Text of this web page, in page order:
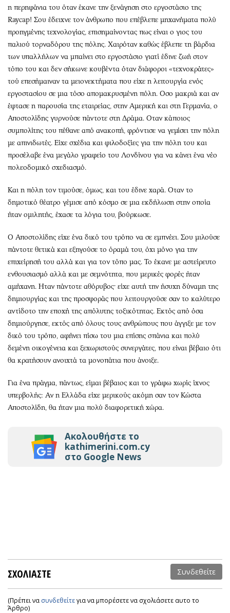
Trends
Ενέργεια
Ναυτιλία
Περιβάλλον
Ελλάδα
Κόσμος
Παράξενα
Πολιτισμός
Σινεμά
Θέατρο-Χορός
Μουσική
Εικαστικά
Βιβλίο
Χειρόγραφα
Good Life
Γυναίκα
Showbiz
Ταξίδια
Συνταγές
Έξοδος
Media
Εκπομπές
Wine routes
Podcasts
Uncut
Προσωπικότητες στην ''Κ''
Επιστολές
η περηφάνια του όταν έκανε την ξενάγηση στο εργοστάσιο της
Raycap! Σου έδειχνε τον άνθρωπο που επέβλεπε μηχανήματα πολύ
προηγμένης τεχνολογίας, επισημαίνοντας πως είναι ο γιος του
παλιού τορναδόρου της πόλης. Χαιρόταν καθώς έβλεπε τη βάρδια
των υπαλλήλων να μπαίνει στο εργοστάσιο γιατί έδινε ζωή στον
τόπο του και δεν σήκωνε κουβέντα όταν διάφοροι «τεχνοκράτες»
τού επεσήμαιναν τα μειονεκτήματα που είχε η λειτουργία ενός
εργοστασίου σε μια τόσο απομακρυσμένη πόλη. Οσο μακριά και αν
έφτασε η παρουσία της εταιρείας, στην Αμερική και στη Γερμανία, ο
Αποστολίδης γυρνούσε πάντοτε στη Δράμα. Οταν κάποιος
συμπολίτης του πέθανε από ανακοπή, φρόντισε να γεμίσει την πόλη
με απινιδωτές. Είχε σχέδια και φιλοδοξίες για την πόλη του και
προσέλαβε ένα μεγάλο γραφείο του Λονδίνου για να κάνει ένα νέο
πολεοδομικό σχεδιασμό.
Και η πόλη τον τιμούσε, όμως, και του έδινε χαρά. Οταν το
δημοτικό θέατρο γέμισε από κόσμο σε μια εκδήλωση στην οποία
ήταν ομιλητής, έχασε τα λόγια του, βούρκωσε.
Ο Αποστολίδης είχε ένα δικό του τρόπο να σε εμπνέει. Σου μιλούσε
πάντοτε θετικά και εξηγούσε το όραμά του, όχι μόνο για την
επιχείρησή του αλλά και για τον τόπο μας. Το έκανε με αστείρευτο
ενθουσιασμό αλλά και με σεμνότητα, που μερικές φορές ήταν
αμήχανη. Ηταν πάντοτε αθόρυβος· είχε αυτή την ήσυχη δύναμη της
δημιουργίας και της προσφοράς που λειτουργούσε σαν το καλύτερο
αντίδοτο την εποχή της απόλυτης τοξικότητας. Εκτός από όσα
δημιούργησε, εκτός από όλους τους ανθρώπους που άγγιξε με τον
δικό του τρόπο, αφήνει πίσω του μια επίσης σπάνια και πολύ
δεμένη οικογένεια και ξεχωριστούς συνεργάτες, που είναι βέβαιο ότι
θα κρατήσουν ανοιχτά τα μονοπάτια που άνοιξε.
Για ένα πράγμα, πάντως, είμαι βέβαιος και το γράφω χωρίς ίχνος
υπερβολής: Αν η Ελλάδα είχε μερικούς ακόμη σαν τον Κώστα
Αποστολίδη, θα ήταν μια πολύ διαφορετική χώρα.
Ακολουθήστε το
kathimerini.com.cy
στο Google News
ΣΧΟΛΙΑΣΤΕ Συνδεθείτε
(Πρέπει να συνδεθείτεγια να μπορέσετε να σχολιάσετε αυτο το
Άρθρο)